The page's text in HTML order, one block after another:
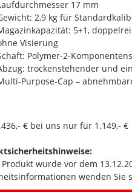
17 mm
2,9 kg für
5+1,
Visierung
Polymer-2-
trockenstehender und
Purpose-Cap –
€ bei uns nur für 1.149,- €
Produkt wurde vor dem
wenden Sie